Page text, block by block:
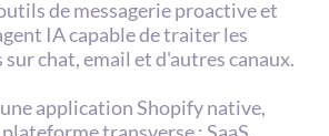
IA capable de traiter les
chat, email et d'autres canaux.
application Shopify native,